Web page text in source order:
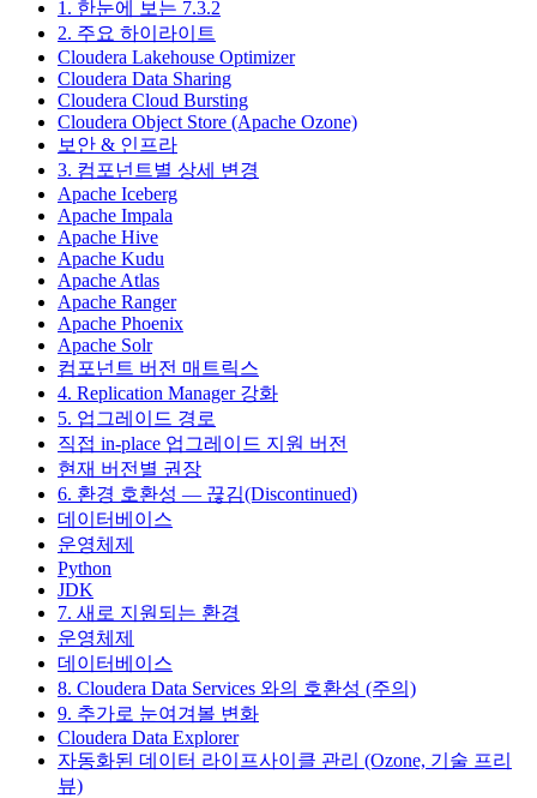
1. 한눈에 보는 7.3.2
2. 주요 하이라이트
Cloudera Lakehouse Optimizer
Cloudera Data Sharing
Cloudera Cloud Bursting
Cloudera Object Store (Apache Ozone)
보안 & 인프라
3. 컴포넌트별 상세 변경
Apache Iceberg
Apache Impala
Apache Hive
Apache Kudu
Apache Atlas
Apache Ranger
Apache Phoenix
Apache Solr
컴포넌트 버전 매트릭스
4. Replication Manager 강화
5. 업그레이드 경로
직접 in-place 업그레이드 지원 버전
현재 버전별 권장
6. 환경 호환성 — 끊김(Discontinued)
데이터베이스
운영체제
Python
JDK
7. 새로 지원되는 환경
운영체제
데이터베이스
8. Cloudera Data Services 와의 호환성 (주의)
9. 추가로 눈여겨볼 변화
Cloudera Data Explorer
자동화된 데이터 라이프사이클 관리 (Ozone, 기술 프리
뷰)